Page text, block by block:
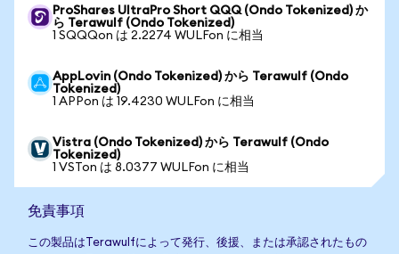
ProShares UltraPro Short QQQ (Ondo Tokenized) か
ら Terawulf (Ondo Tokenized)
1 SQQQon は 2.2274 WULFon に相当
AppLovin (Ondo Tokenized) から Terawulf (Ondo
Tokenized)
1 APPon は 19.4230 WULFon に相当
Vistra (Ondo Tokenized) から Terawulf (Ondo
Tokenized)
1 VSTon は 8.0377 WULFon に相当
免責事項
この製品はTerawulfによって発行、後援、または承認されたもの